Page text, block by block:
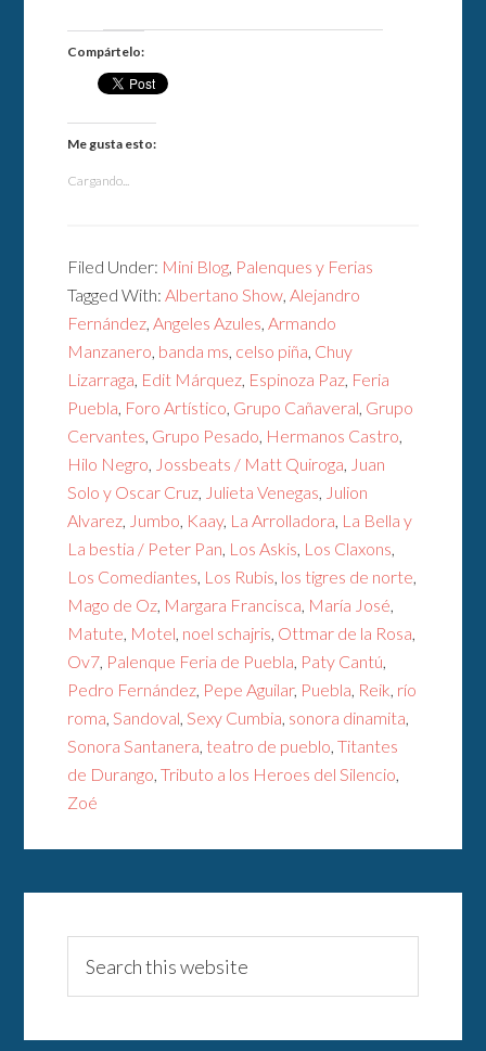
Compártelo:
Me gusta esto:
Cargando...
Filed Under: Mini Blog, Palenques y Ferias
Tagged With:Albertano Show,Alejandro
Fernández,Angeles Azules,Armando
Manzanero, banda ms, celso piña, Chuy
Lizarraga, Edit Márquez, Espinoza Paz, Feria
Puebla, Foro Artístico, Grupo Cañaveral, Grupo
Cervantes, Grupo Pesado, Hermanos Castro,
Hilo Negro, Jossbeats / Matt Quiroga, Juan
Solo y Oscar Cruz, Julieta Venegas, Julion
Alvarez, Jumbo, Kaay, La Arrolladora, La Bella y
La bestia / Peter Pan, Los Askis, Los Claxons,
Los Comediantes, Los Rubis, los tigres de norte,
Mago de Oz, Margara Francisca, María José,
Matute, Motel, noel schajris, Ottmar de la Rosa,
Ov7, Palenque Feria de Puebla, Paty Cantú,
Pedro Fernández, Pepe Aguilar, Puebla, Reik, río
roma,Sandoval,Sexy Cumbia, sonora dinamita,
Sonora Santanera, teatro de pueblo,Titantes
de Durango,Tributo a los Heroes del Silencio,
Zoé